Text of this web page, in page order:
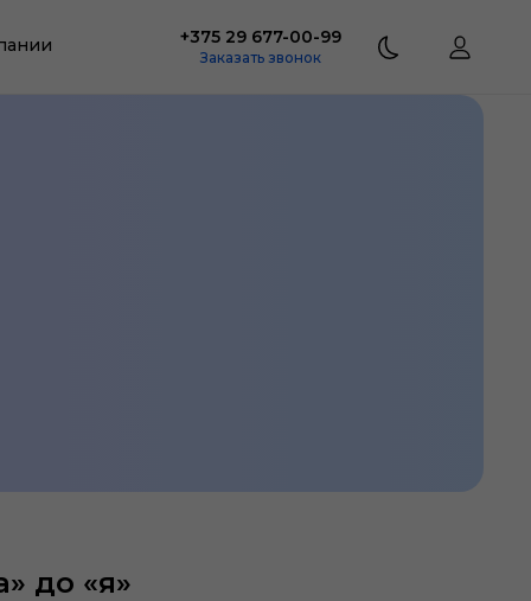
+375 29 677-00-99
Заказать звонок
до «я»